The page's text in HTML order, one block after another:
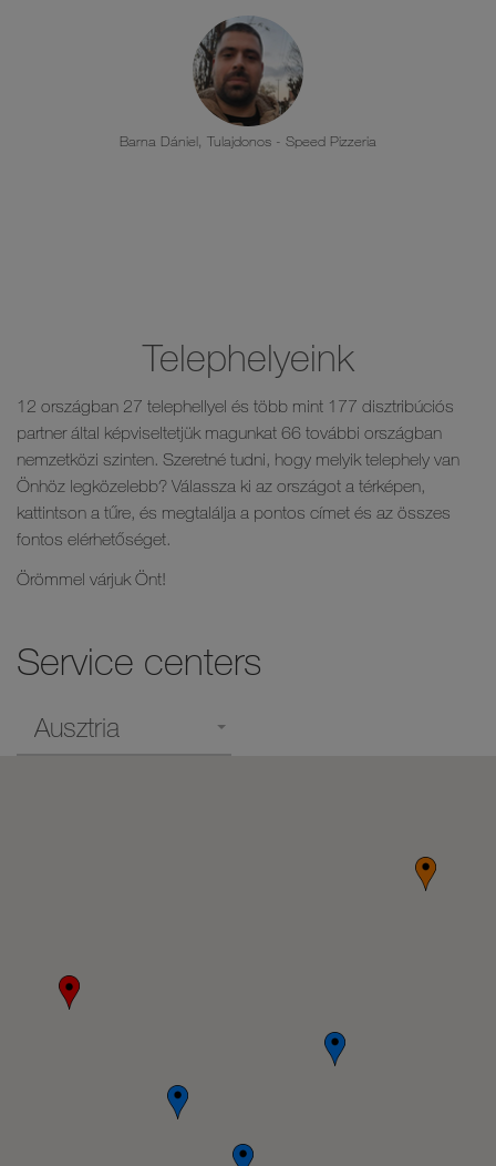
vendég érkezik hozzánk, akikben bizalmat ébreszt a
Hagleitner logó a mellékhelyiségekben.
Telephelyeink
12 országban 27 telephellyel és több mint 177 disztribúciós
partner által képviseltetjük magunkat 66 további országban
nemzetközi szinten. Szeretné tudni, hogy melyik telephely van
Önhöz legközelebb? Válassza ki az országot a térképen,
kattintson a tűre, és megtalálja a pontos címet és az összes
fontos elérhetőséget.
Örömmel várjuk Önt!
Service centers